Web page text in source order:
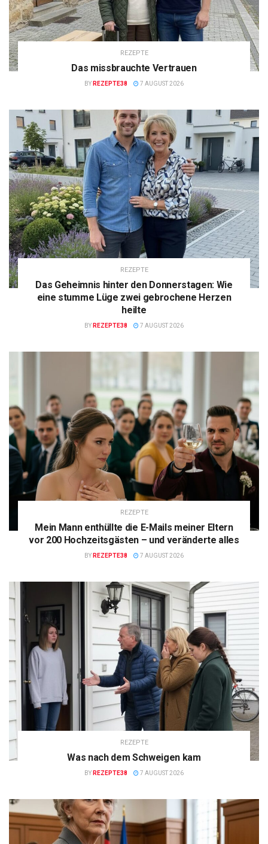
REZEPTE
Das missbrauchte Vertrauen
BY REZEPTE38 7 AUGUST 2026
REZEPTE
Das Geheimnis hinter den Donnerstagen: Wie
eine stumme Lüge zwei gebrochene Herzen
heilte
BY REZEPTE38 7 AUGUST 2026
REZEPTE
Mein Mann enthüllte die E-Mails meiner Eltern
vor 200 Hochzeitsgästen – und veränderte alles
BY REZEPTE38 7 AUGUST 2026
REZEPTE
Was nach dem Schweigen kam
BY REZEPTE38 7 AUGUST 2026